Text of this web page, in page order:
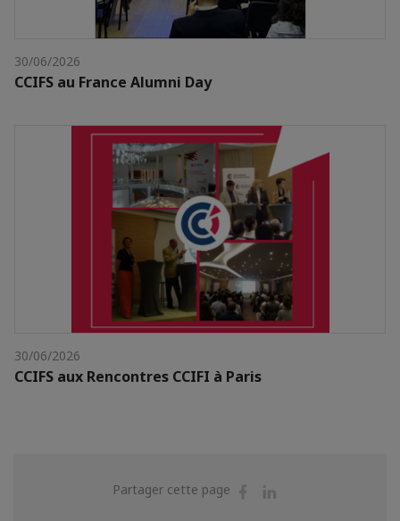
30/06/2026
CCIFS au France Alumni Day
30/06/2026
CCIFS aux Rencontres CCIFI à Paris
Partager cette page
Partager